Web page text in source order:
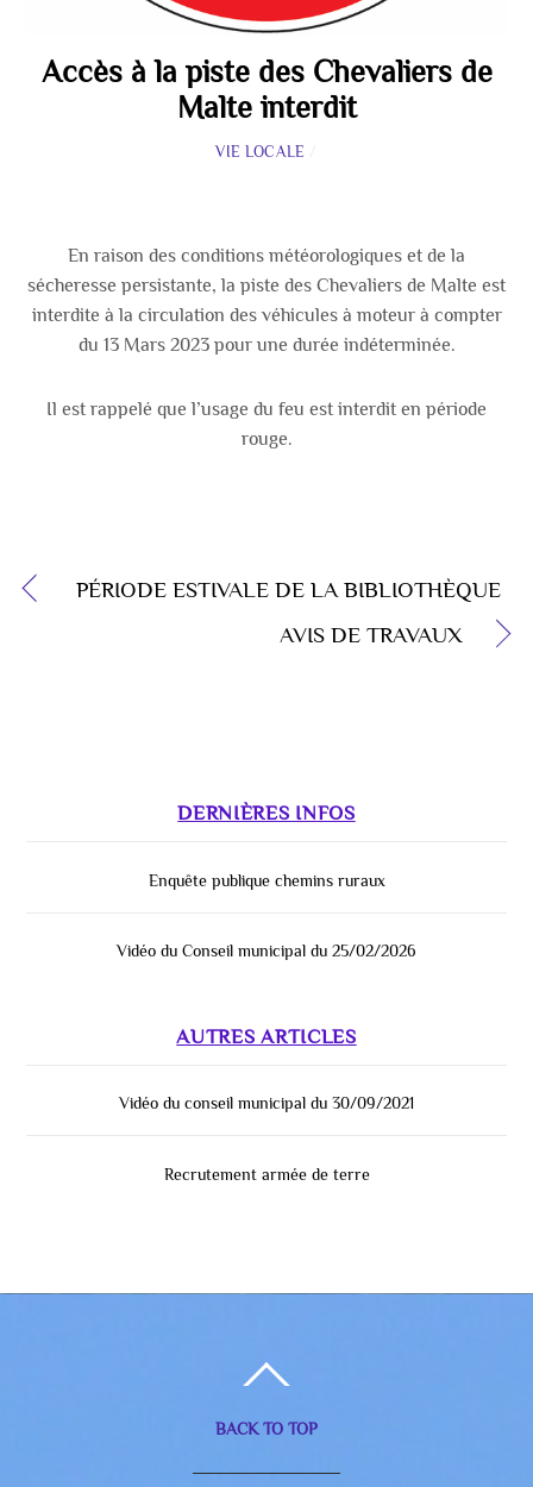
Accès à la piste des Chevaliers de
Malte interdit
VIE LOCALE
En raison des conditions météorologiques et de la
sécheresse persistante, la piste des Chevaliers de Malte est
interdite à la circulation des véhicules à moteur à compter
du 13 Mars 2023 pour une durée indéterminée.
Il est rappelé que l’usage du feu est interdit en période
rouge.
PÉRIODE ESTIVALE DE LA BIBLIOTHÈQUE
AVIS DE TRAVAUX
DERNIÈRES INFOS
Enquête publique chemins ruraux
Vidéo du Conseil municipal du 25/02/2026
AUTRES ARTICLES
Vidéo du conseil municipal du 30/09/2021
Recrutement armée de terre
BACK TO TOP